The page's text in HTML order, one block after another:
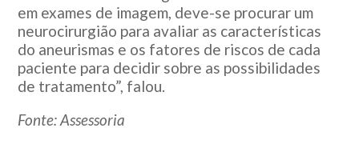
em exames de imagem, deve-se procurar um
neurocirurgião para avaliar as características
do aneurismas e os fatores de riscos de cada
paciente para decidir sobre as possibilidades
de tratamento”, falou.
Fonte: Assessoria